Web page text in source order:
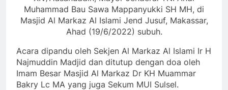
Muhammad Bau Sawa Mappanyukki SH MH, di
Masjid Al Markaz Al Islami Jend Jusuf, Makassar,
Ahad (19/6/2022) subuh.
Acara dipandu oleh Sekjen Al Markaz Al Islami Ir H
Najmuddin Madjid dan ditutup dengan doa oleh
Imam Besar Masjid Al Markaz Dr KH Muammar
Bakry Lc MA yang juga Sekum MUI Sulsel.